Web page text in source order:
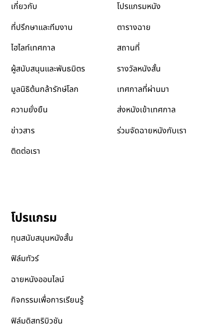
เกี่ยวกับ
ที่ปรึกษาและทีมงาน
ไฮไลท์เทศกาล
ผู้สนับสนุนและพันธมิตร
มูลนิธิต้นกล้ารักษ์โลก
ความยั่งยืน
ข่าวสาร
ติดต่อเรา
โปรแกรมหนัง
ตารางฉาย
สถานที่
รางวัลหนังสั้น
เทศกาลที่ผ่านมา
ส่งหนังเข้าเทศกาล
ร่วมจัดฉายหนังกับเรา
โปรแกรม
ทุนสนับสนุนหนังสั้น
ฟิล์มทัวร์
ฉายหนังออนไลน์
กิจกรรมเพื่อการเรียนรู้
ฟิล์มดิสทริบิวชัน